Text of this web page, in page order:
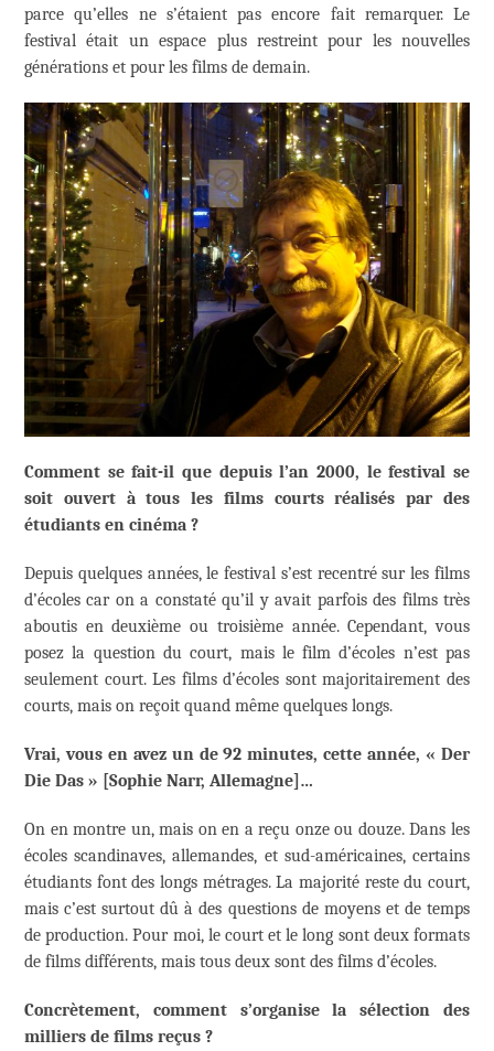
parce qu’elles ne s’étaient pas encore fait remarquer. Le
festival était un espace plus restreint pour les nouvelles
générations et pour les films de demain.
Comment se fait-il que depuis l’an 2000, le festival se
soit ouvert à tous les films courts réalisés par des
étudiants en cinéma ?
Depuis quelques années, le festival s’est recentré sur les films
d’écoles car on a constaté qu’il y avait parfois des films très
aboutis en deuxième ou troisième année. Cependant, vous
posez la question du court, mais le film d’écoles n’est pas
seulement court. Les films d’écoles sont majoritairement des
courts, mais on reçoit quand même quelques longs.
Vrai, vous en avez un de 92 minutes, cette année, « Der
Die Das » [Sophie Narr, Allemagne]…
On en montre un, mais on en a reçu onze ou douze. Dans les
écoles scandinaves, allemandes, et sud-américaines, certains
étudiants font des longs métrages. La majorité reste du court,
mais c’est surtout dû à des questions de moyens et de temps
de production. Pour moi, le court et le long sont deux formats
de films différents, mais tous deux sont des films d’écoles.
Concrètement, comment s’organise la sélection des
milliers de films reçus ?